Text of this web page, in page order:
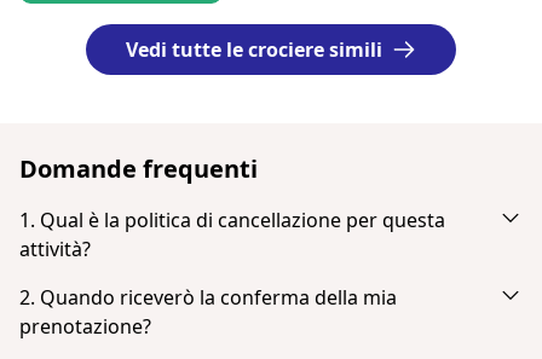
Vedi tutte le crociere simili
Domande frequenti
1. Qual è la politica di cancellazione per questa
attività?
Cancella fino a 24 ore prima per ricevere un rimborso
completo.
2. Quando riceverò la conferma della mia
prenotazione?